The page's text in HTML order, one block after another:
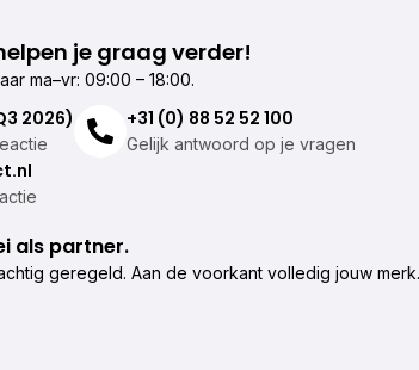
je graag verder!
ma–vr: 09:00 – 18:00.
2026) +31 (0) 88 52 52 100
Gelijk antwoord op je vragen
als partner.
geregeld. Aan de voorkant volledig jouw merk.